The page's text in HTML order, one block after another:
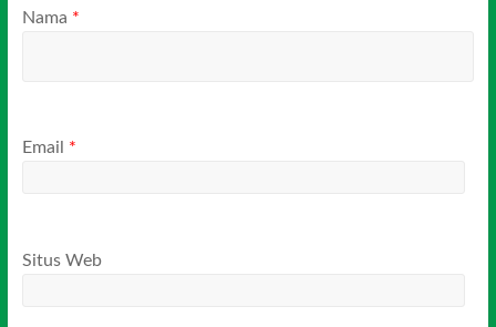
Nama *
Email *
Situs Web